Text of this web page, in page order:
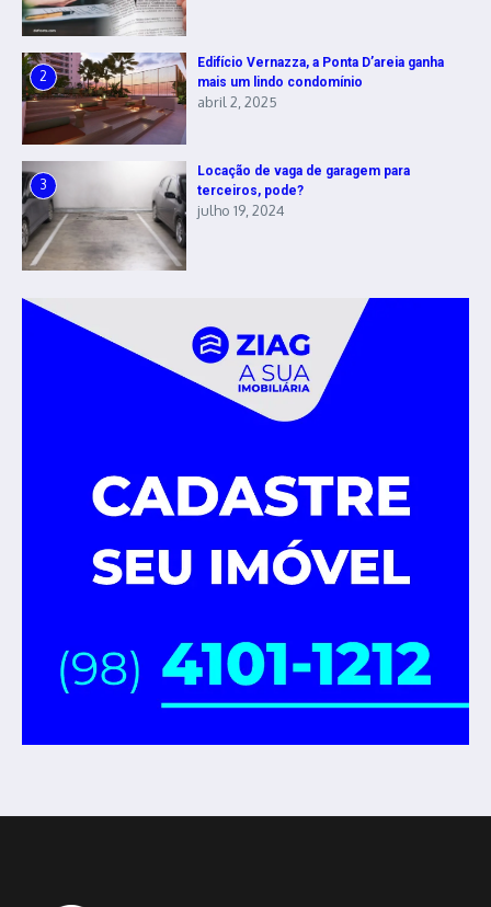
2
Edifício Vernazza, a Ponta D’areia ganha
mais um lindo condomínio
abril 2, 2025
3
Locação de vaga de garagem para
terceiros, pode?
julho 19, 2024